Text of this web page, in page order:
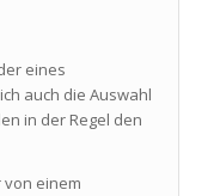
eines
auch die Auswahl
in der Regel den
einem